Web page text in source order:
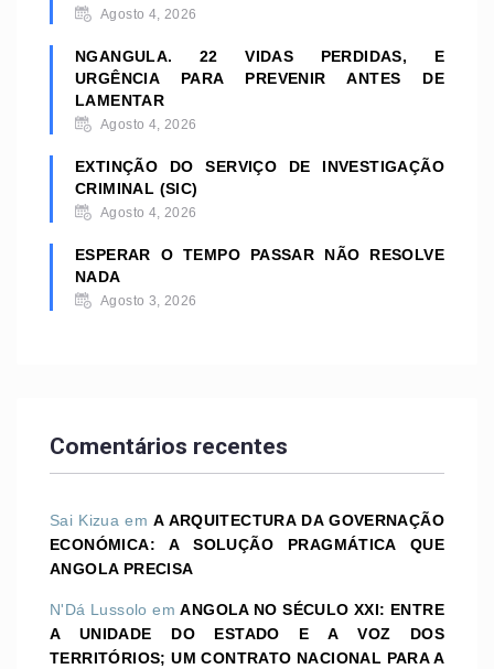
Agosto 4, 2026
NGANGULA. 22 VIDAS PERDIDAS, E
URGÊNCIA PARA PREVENIR ANTES DE
LAMENTAR
Agosto 4, 2026
EXTINÇÃO DO SERVIÇO DE INVESTIGAÇÃO
CRIMINAL (SIC)
Agosto 4, 2026
ESPERAR O TEMPO PASSAR NÃO RESOLVE
NADA
Agosto 3, 2026
Comentários recentes
Sai Kizua emA ARQUITECTURA DA GOVERNAÇÃO
ECONÓMICA: A SOLUÇÃO PRAGMÁTICA QUE
ANGOLA PRECISA
N'Dá Lussolo emANGOLA NO SÉCULO XXI: ENTRE
A UNIDADE DO ESTADO E A VOZ DOS
TERRITÓRIOS; UM CONTRATO NACIONAL PARA A